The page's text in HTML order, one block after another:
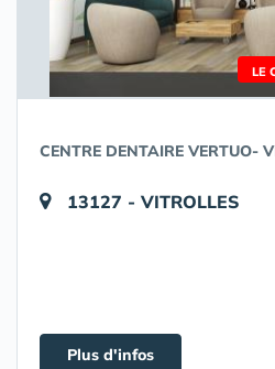
LE
CENTRE DENTAIRE VERTUO-
13127 - VITROLLES
Plus d'infos